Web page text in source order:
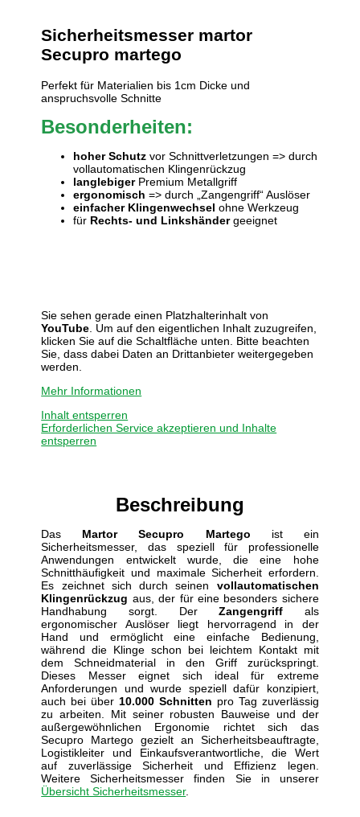
Sicherheitsmesser martor
Secupro martego
Perfekt für Materialien bis 1cm Dicke und
anspruchsvolle Schnitte
Besonderheiten:
hoher Schutz vor Schnittverletzungen => durch
vollautomatischen Klingenrückzug
langlebigerPremium Metallgriff
ergonomisch=> durch „Zangengriff“ Auslöser
einfacher Klingenwechsel ohne Werkzeug
für Rechts- und Linkshändergeeignet
Sie sehen gerade einen Platzhalterinhalt von
YouTube . Um auf den eigentlichen Inhalt zuzugreifen,
klicken Sie auf die Schaltfläche unten. Bitte beachten
Sie, dass dabei Daten an Drittanbieter weitergegeben
werden.
Mehr Informationen
Inhalt entsperren
Erforderlichen Service akzeptieren und Inhalte
entsperren
Beschreibung
Das Martor Secupro Martego ist ein
Sicherheitsmesser, das speziell für professionelle
Anwendungen entwickelt wurde, die eine hohe
Schnitthäufigkeit und maximale Sicherheit erfordern.
Es zeichnet sich durch seinen vollautomatischen
Klingenrückzug aus, der für eine besonders sichere
Handhabung sorgt. DerZangengriff als
ergonomischer Auslöser liegt hervorragend in der
Hand und ermöglicht eine einfache Bedienung,
während die Klinge schon bei leichtem Kontakt mit
dem Schneidmaterial in den Griff zurückspringt.
Dieses Messer eignet sich ideal für extreme
Anforderungen und wurde speziell dafür konzipiert,
auch bei über 10.000 Schnitten pro Tag zuverlässig
zu arbeiten. Mit seiner robusten Bauweise und der
außergewöhnlichen Ergonomie richtet sich das
Secupro Martego gezielt an Sicherheitsbeauftragte,
Logistikleiter und Einkaufsverantwortliche, die Wert
auf zuverlässige Sicherheit und Effizienz legen.
Weitere Sicherheitsmesser finden Sie in unserer
Übersicht Sicherheitsmesser.